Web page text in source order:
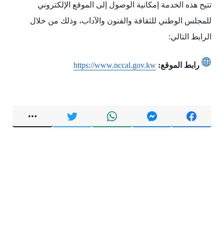
تتيح هذه الخدمة إمكانية الوصول إلى الموقع الإلكتروني
للمجلس الوطني للثقافة والفنون والآداب، وذلك من خلال
الرابط التالي:
رابط الموقع: https://www.nccal.gov.kw